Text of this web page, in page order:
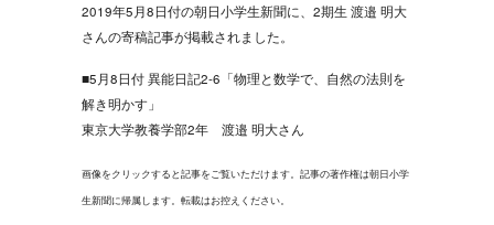
2019年5月8日付の朝日小学生新聞に、2期生 渡邉 明大
さんの寄稿記事が掲載されました。
■5月8日付 異能日記2-6「物理と数学で、自然の法則を
解き明かす」
東京大学教養学部2年 渡邉 明大さん
画像をクリックすると記事をご覧いただけます。記事の著作権は朝日小学
生新聞に帰属します。転載はお控えください。